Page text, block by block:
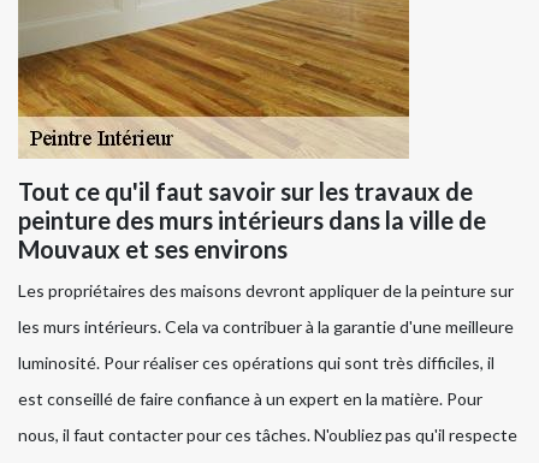
Tout ce qu'il faut savoir sur les travaux de
peinture des murs intérieurs dans la ville de
Mouvaux et ses environs
Les propriétaires des maisons devront appliquer de la peinture sur
les murs intérieurs. Cela va contribuer à la garantie d'une meilleure
luminosité. Pour réaliser ces opérations qui sont très difficiles, il
est conseillé de faire confiance à un expert en la matière. Pour
nous, il faut contacter pour ces tâches. N'oubliez pas qu'il respecte